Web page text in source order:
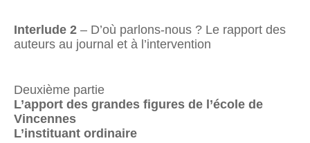
Interlude 2 – D’où parlons-nous ? Le rapport des
auteurs au journal et à l’intervention
Deuxième partie
L’apport des grandes figures de l’école de
Vincennes
L’instituant ordinaire